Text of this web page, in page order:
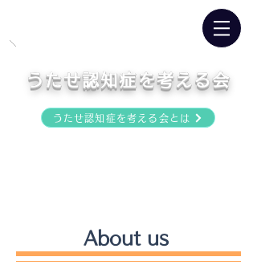
うたせ認知症を考える会
うたせ認知症を考える会とは
About us